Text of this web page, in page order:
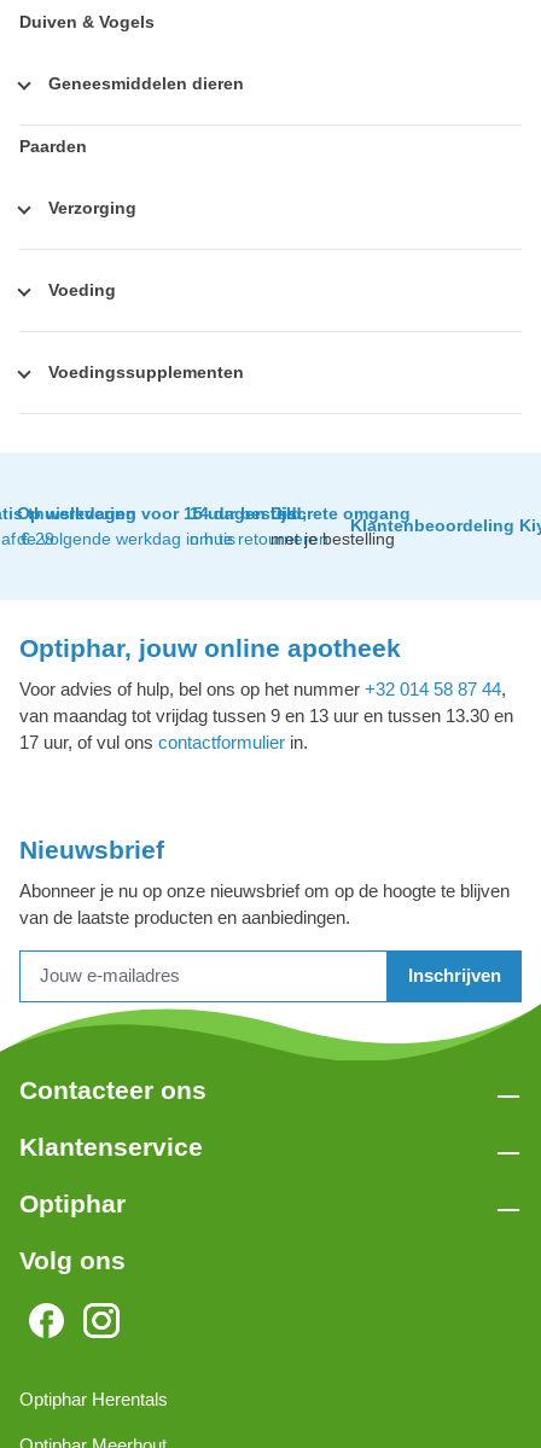
Duiven & Vogels
Geneesmiddelen dieren
Paarden
Verzorging
Voeding
Voedingssupplementen
thuislevering
€ 29
Op werkdagen voor 15 uur besteld,
de volgende werkdag in huis
14 dagen tijd
om te retourneren
Discrete omgang
met je bestelling
Klantenbeoordeling
Optiphar, jouw online apotheek
Voor advies of hulp, bel ons op het nummer +32 014 58 87 44,
van maandag tot vrijdag tussen 9 en 13 uur en tussen 13.30 en
17 uur, of vul ons contactformulier in.
Nieuwsbrief
Abonneer je nu op onze nieuwsbrief om op de hoogte te blijven
van de laatste producten en aanbiedingen.
Inschrijven
Contacteer ons
Klantenservice
Optiphar
Volg ons
Optiphar Herentals